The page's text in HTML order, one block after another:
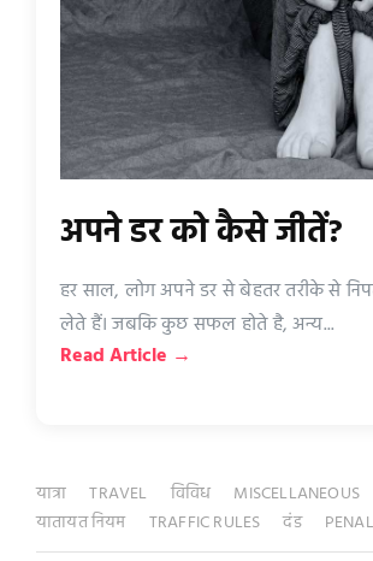
अपने डर को कैसे जीतें?
हर साल, लोग अपने डर से बेहतर तरीके से
लेते हैं। जबकि कुछ सफल होते है, अन्य...
Read Article →
यात्रा TRAVEL विविध MISCELLANEOUS
यातायत नियम
TRAFFIC RULES दंड